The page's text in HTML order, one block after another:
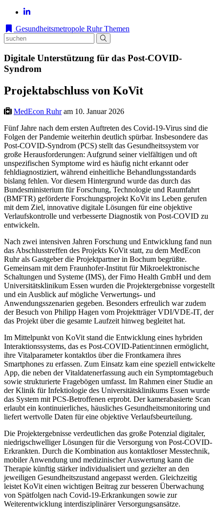
Gesundheitsmetropole Ruhr Themen
Digitale Unterstützung für das Post-COVID-
Syndrom
Projektabschluss von KoVit
MedEcon Ruhram 10. Januar 2026
Fünf Jahre nach dem ersten Auftreten des Covid-19-Virus sind die
Folgen der Pandemie weiterhin deutlich spürbar. Insbesondere das
Post-COVID-Syndrom (PCS) stellt das Gesundheitssystem vor
große Herausforderungen: Aufgrund seiner vielfältigen und oft
unspezifischen Symptome wird es häufig nicht erkannt oder
fehldiagnostiziert, während einheitliche Behandlungsstandards
bislang fehlen. Vor diesem Hintergrund wurde das durch das
Bundesministerium für Forschung, Technologie und Raumfahrt
(BMFTR) geförderte Forschungsprojekt KoVit ins Leben gerufen
mit dem Ziel, innovative digitale Lösungen für eine objektive
Verlaufskontrolle und verbesserte Diagnostik von Post-COVID zu
entwickeln.
Nach zwei intensiven Jahren Forschung und Entwicklung fand nun
das Abschlusstreffen des Projekts KoVit statt, zu dem MedEcon
Ruhr als Gastgeber die Projektpartner in Bochum begrüßte.
Gemeinsam mit dem Fraunhofer-Institut für Mikroelektronische
Schaltungen und Systeme (IMS), der Fimo Health GmbH und dem
Universitätsklinikum Essen wurden die Projektergebnisse vorgestellt
und ein Ausblick auf mögliche Verwertungs- und
Anwendungsszenarien gegeben. Besonders erfreulich war zudem
der Besuch von Philipp Hagen vom Projektträger VDI/VDE-IT, der
das Projekt über die gesamte Laufzeit hinweg begleitet hat.
Im Mittelpunkt von KoVit stand die Entwicklung eines hybriden
Interaktionssystems, das es Post-COVID-Patient:innen ermöglicht,
ihre Vitalparameter kontaktlos über die Frontkamera ihres
Smartphones zu erfassen. Zum Einsatz kam eine speziell entwickelte
App, die neben der Vitaldatenerfassung auch ein Symptomtagebuch
sowie strukturierte Fragebögen umfasst. Im Rahmen einer Studie an
der Klinik für Infektiologie des Universitätsklinikums Essen wurde
das System mit PCS-Betroffenen erprobt. Der kamerabasierte Scan
erlaubt ein kontinuierliches, häusliches Gesundheitsmonitoring und
liefert wertvolle Daten für eine objektive Verlaufsbeurteilung.
Die Projektergebnisse verdeutlichen das große Potenzial digitaler,
niedrigschwelliger Lösungen für die Versorgung von Post-COVID-
Erkrankten. Durch die Kombination aus kontaktloser Messtechnik,
mobiler Anwendung und medizinischer Auswertung kann die
Therapie künftig stärker individualisiert und gezielter an den
jeweiligen Gesundheitszustand angepasst werden. Gleichzeitig
leistet KoVit einen wichtigen Beitrag zur besseren Überwachung
von Spätfolgen nach Covid-19-Erkrankungen sowie zur
Weiterentwicklung interdisziplinärer Versorgungsansätze.